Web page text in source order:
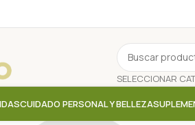
CUIDADO PERSONAL Y BELLEZA